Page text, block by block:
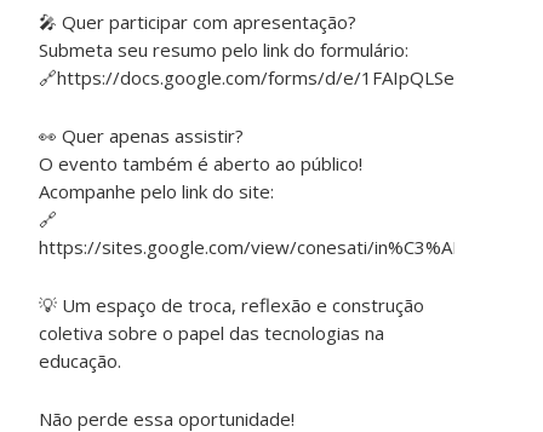
🎤 Quer participar com apresentação?
Submeta seu resumo pelo link do formulário:
🔗https://docs.google.com/forms/d/e/
👀 Quer apenas assistir?
O evento também é aberto ao público!
Acompanhe pelo link do site:
🔗
https://sites.google.com/view/conesati/in%C3%ADcio
💡 Um espaço de troca, reflexão e construção
coletiva sobre o papel das tecnologias na
educação.
Não perde essa oportunidade!